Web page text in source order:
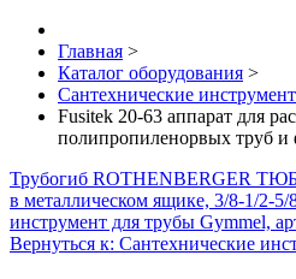
Главная >
Каталог оборудования >
Сантехнические
Fusitek 20-63 аппарат для
полипропиленорвых труб и
Трубогиб ROTHENBERGER
в металлическом ящике, 3/8-1/2-5/
инструмент для трубы Gymmel,
Вернуться к: Сантехнические